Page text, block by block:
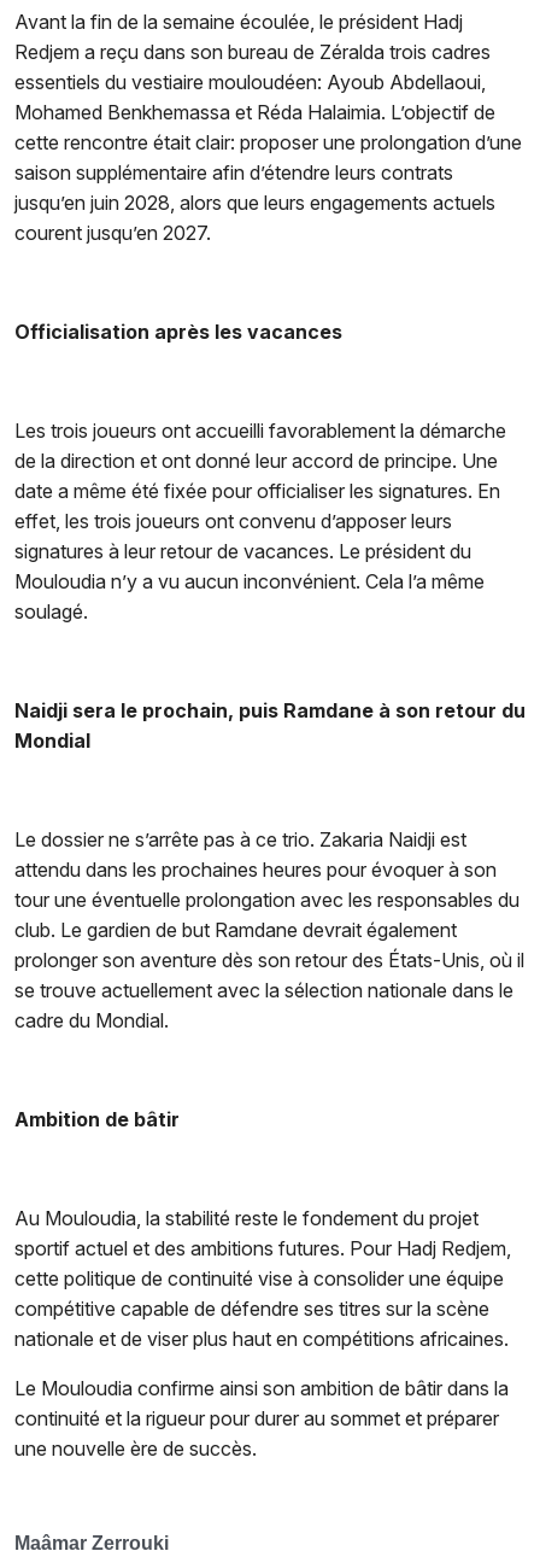
Avant la fin de la semaine écoulée, le président Hadj
Redjem a reçu dans son bureau de Zéralda trois cadres
essentiels du vestiaire mouloudéen: Ayoub Abdellaoui,
Mohamed Benkhemassa et Réda Halaimia. L’objectif de
cette rencontre était clair: proposer une prolongation d’une
saison supplémentaire afin d’étendre leurs contrats
jusqu’en juin 2028, alors que leurs engagements actuels
courent jusqu’en 2027.
Officialisation après les vacances
Les trois joueurs ont accueilli favorablement la démarche
de la direction et ont donné leur accord de principe. Une
date a même été fixée pour officialiser les signatures. En
effet, les trois joueurs ont convenu d’apposer leurs
signatures à leur retour de vacances. Le président du
Mouloudia n’y a vu aucun inconvénient. Cela l’a même
soulagé.
Naidji sera le prochain, puis Ramdane à son retour du
Mondial
Le dossier ne s’arrête pas à ce trio. Zakaria Naidji est
attendu dans les prochaines heures pour évoquer à son
tour une éventuelle prolongation avec les responsables du
club. Le gardien de but Ramdane devrait également
prolonger son aventure dès son retour des États-Unis, où il
se trouve actuellement avec la sélection nationale dans le
cadre du Mondial.
Ambition de bâtir
Au Mouloudia, la stabilité reste le fondement du projet
sportif actuel et des ambitions futures. Pour Hadj Redjem,
cette politique de continuité vise à consolider une équipe
compétitive capable de défendre ses titres sur la scène
nationale et de viser plus haut en compétitions africaines.
Le Mouloudia confirme ainsi son ambition de bâtir dans la
continuité et la rigueur pour durer au sommet et préparer
une nouvelle ère de succès.
Maâmar Zerrouki